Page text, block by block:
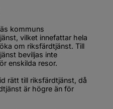
kommuns
vilket innefattar hela
om riksfärdtjänst. Till
beviljas inte
enskilda resor.
rätt till riksfärdtjänst, då
är högre än för